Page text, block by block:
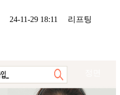
24-11-29 18:11 리프팅